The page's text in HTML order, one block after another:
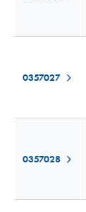
0357027
0357028